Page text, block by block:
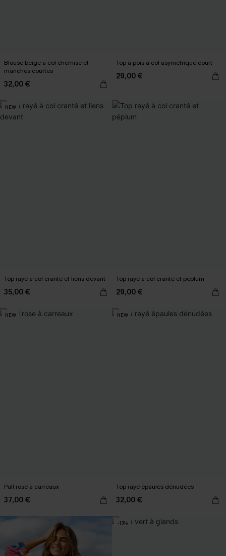
Blouse beige à col chemise et
manches courtes
32,00 €
Top à pois à col asymétrique court
29,00 €
NEW
Top rayé à col cranté et liens devant
35,00 €
Top rayé à col cranté et péplum
29,00 €
NEW
Pull rose à carreaux
37,00 €
NEW
Top rayé épaules dénudées
32,00 €
-13%